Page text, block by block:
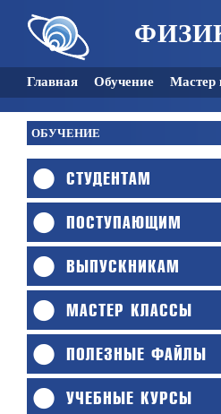
Главная Обучение Мастер
ОБУЧЕНИЕ
СТУДЕНТАМ
ПОСТУПАЮЩИМ
ВЫПУСКНИКАМ
МАСТЕР КЛАССЫ
ПОЛЕЗНЫЕ ФАЙЛЫ
УЧЕБНЫЕ КУРСЫ